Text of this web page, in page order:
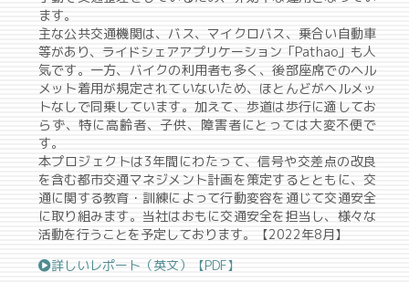
ます。
主な公共交通機関は、バス、マイクロバス、乗合い自動車
等があり、ライドシェアアプリケーション「Pathao」も人
気です。一方、バイクの利用者も多く、後部座席でのヘル
メット着用が規定されていないため、ほとんどがヘルメッ
トなしで同乗しています。加えて、歩道は歩行に適してお
らず、特に高齢者、子供、障害者にとっては大変不便で
す。
本プロジェクトは3年間にわたって、信号や交差点の改良
を含む都市交通マネジメント計画を策定するとともに、交
通に関する教育・訓練によって行動変容を通じて交通安全
に取り組みます。当社はおもに交通安全を担当し、様々な
活動を行うことを予定しております。【2022年8月】
詳しいレポート（英文）【PDF】